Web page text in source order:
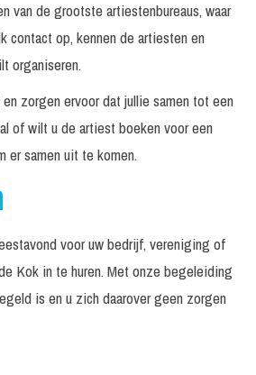
van de grootste artiestenbureaus, waar
contact op, kennen de artiesten en
organiseren.
zorgen ervoor dat jullie samen tot een
of wilt u de artiest boeken voor een
er samen uit te komen.
voor uw bedrijf, vereniging of
Kok in te huren. Met onze begeleiding
is en u zich daarover geen zorgen